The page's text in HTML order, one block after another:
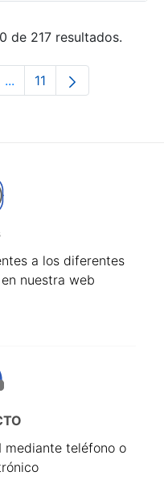
de 217 resultados.
...Páginas intermedias Use
Página
11
a los diferentes
nuestra web
mediante teléfono o